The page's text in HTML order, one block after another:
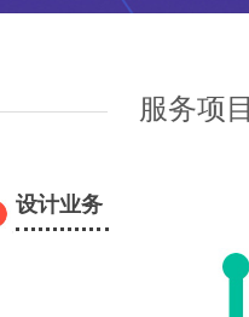
服务项目
设计业务